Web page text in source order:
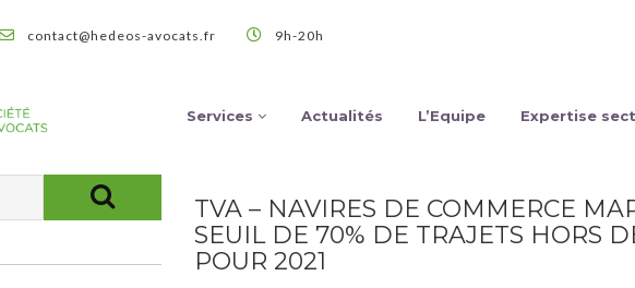
contact@hedeos-avocats.fr 9h-20h
Services Actualités L’Equipe Expertise
TVA – NAVIRES DE COMMERCE
SEUIL DE 70% DE TRAJETS HORS
POUR 2021